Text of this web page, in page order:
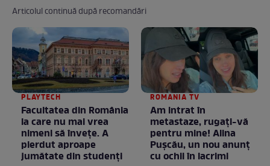
Articolul continuă după recomandări
PLAYTECH
Facultatea din România
la care nu mai vrea
nimeni să înveţe. A
pierdut aproape
jumătate din studenţi
ROMANIA TV
Am intrat în
metastaze, rugaţi-vă
pentru mine! Alina
Puşcău, un nou anunţ
cu ochii în lacrimi